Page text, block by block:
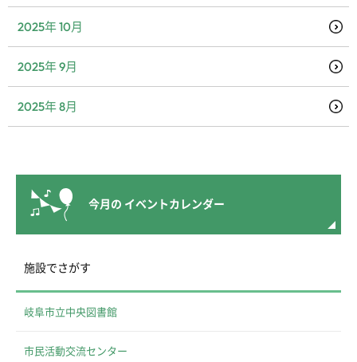
2025年 10月
2025年 9月
2025年 8月
今月の イベントカレンダー
施設でさがす
岐阜市立中央図書館
市民活動交流センター